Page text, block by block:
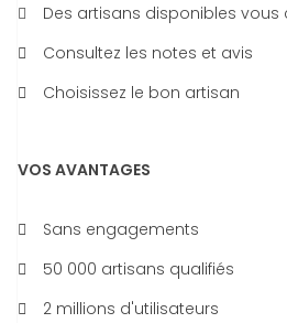
Des artisans disponibles
Consultez les notes et avis
Choisissez le bon artisan
VOS AVANTAGES
Sans engagements
50 000 artisans qualifiés
2 millions d'utilisateurs